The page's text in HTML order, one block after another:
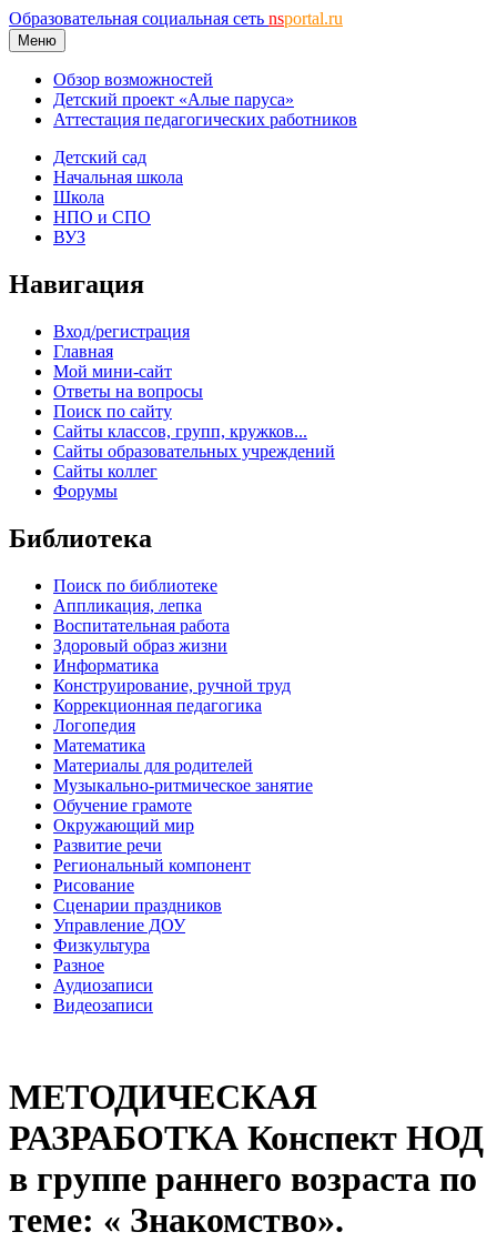
Образовательная социальная сеть nsportal.ru
Меню
Обзор возможностей
Детский проект «Алые паруса»
Аттестация педагогических работников
Детский сад
Начальная школа
Школа
НПО и СПО
ВУЗ
Навигация
Вход/регистрация
Главная
Мой мини-сайт
Ответы на вопросы
Поиск по сайту
Сайты классов, групп, кружков...
Сайты образовательных учреждений
Сайты коллег
Форумы
Библиотека
Поиск по библиотеке
Аппликация, лепка
Воспитательная работа
Здоровый образ жизни
Информатика
Конструирование, ручной труд
Коррекционная педагогика
Логопедия
Математика
Материалы для родителей
Музыкально-ритмическое занятие
Обучение грамоте
Окружающий мир
Развитие речи
Региональный компонент
Рисование
Сценарии праздников
Управление ДОУ
Физкультура
Разное
Аудиозаписи
Видеозаписи
МЕТОДИЧЕСКАЯ
РАЗРАБОТКА Конспект НОД
в группе раннего возраста по
теме: « Знакомство».